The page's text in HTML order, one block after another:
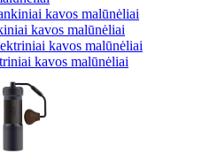
kavos malūnėliai
kavos malūnėliai